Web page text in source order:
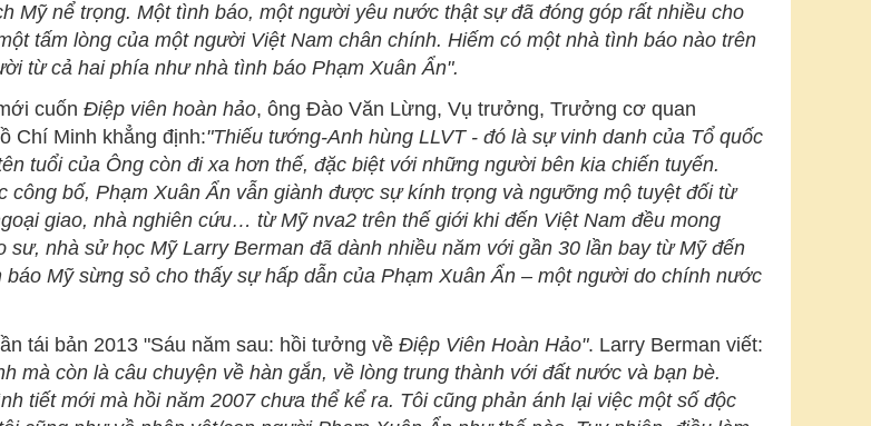
Mỹ nể trọng. Một tình báo, một người yêu nước thật sự đã đóng góp rất nhiều cho
tấm lòng của một người Việt Nam chân chính. Hiếm có một nhà tình báo nào trên
từ cả hai phía như nhà tình báo Phạm Xuân Ẩn".
cuốn Điệp viên hoàn hảo, ông Đào Văn Lừng, Vụ trưởng, Trưởng cơ quan
Chí Minh khẳng định:"Thiếu tướng-Anh hùng LLVT - đó là sự vinh danh của Tổ quốc
tuổi của Ông còn đi xa hơn thế, đặc biệt với những người bên kia chiến tuyến.
bố, Phạm Xuân Ẩn vẫn giành được sự kính trọng và ngưỡng mộ tuyệt đối từ
giao, nhà nghiên cứu… từ Mỹ nva2 trên thế giới khi đến Việt Nam đều mong
nhà sử học Mỹ Larry Berman đã dành nhiều năm với gần 30 lần bay từ Mỹ đến
Mỹ sừng sỏ cho thấy sự hấp dẫn của Phạm Xuân Ẩn – một người do chính nước
tái bản 2013 "Sáu năm sau: hồi tưởng về Điệp Viên Hoàn Hảo". Larry Berman viết:
mà còn là câu chuyện về hàn gắn, về lòng trung thành với đất nước và bạn bè.
tiết mới mà hồi năm 2007 chưa thể kể ra. Tôi cũng phản ánh lại việc một số độc